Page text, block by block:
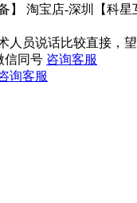
淘宝店-深圳【科星
员说话比较直接，
信同号 咨询客服
询客服